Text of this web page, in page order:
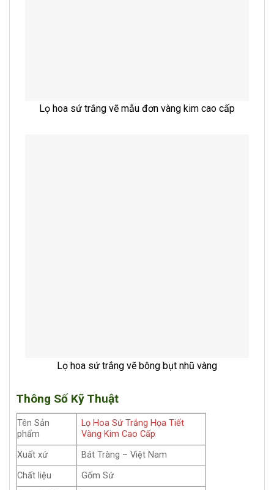
Lọ hoa sứ trắng vẽ mẫu đơn vàng kim cao cấp
Lọ hoa sứ trắng vẽ bông bụt nhũ vàng
Thông Số Kỹ Thuật
Tên Sản
phẩm
Lọ Hoa Sứ Trắng Họa Tiết
Vàng Kim Cao Cấp
Xuất xứ
Bát Tràng – Việt Nam
Chất liệu
Gốm Sứ